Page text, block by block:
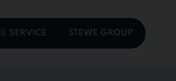
SERVICE STEWE GROUP